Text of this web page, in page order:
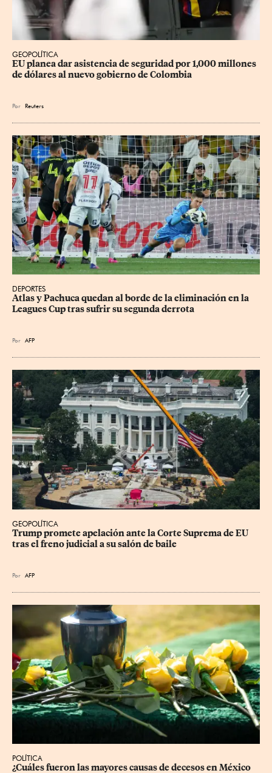
GEOPOLÍTICA
EU planea dar asistencia de seguridad por 1,000 millones
de dólares al nuevo gobierno de Colombia
Por Reuters
DEPORTES
Atlas y Pachuca quedan al borde de la eliminación en la
Leagues Cup tras sufrir su segunda derrota
Por AFP
GEOPOLÍTICA
Trump promete apelación ante la Corte Suprema de EU
tras el freno judicial a su salón de baile
Por AFP
POLÍTICA
¿Cuáles fueron las mayores causas de decesos en México